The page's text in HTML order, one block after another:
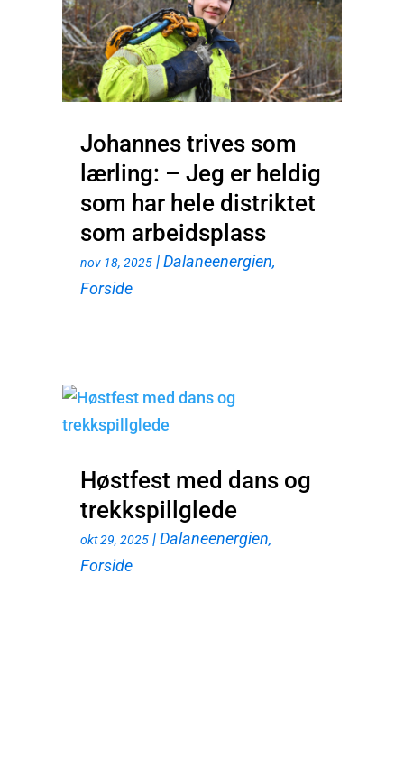
Johannes trives som
lærling: – Jeg er heldig
som har hele distriktet
som arbeidsplass
nov 18, 2025|Dalaneenergien,
Forside
Høstfest med dans og
trekkspillglede
okt 29, 2025|Dalaneenergien,
Forside